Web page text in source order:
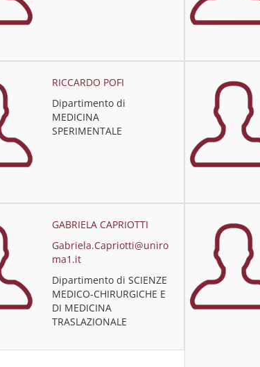
RICCARDO POFI
Dipartimento di
MEDICINA
SPERIMENTALE
GABRIELA CAPRIOTTI
Gabriela.Capriotti@uniro
ma1.it
Dipartimento di SCIENZE
MEDICO-CHIRURGICHE E
DI MEDICINA
TRASLAZIONALE